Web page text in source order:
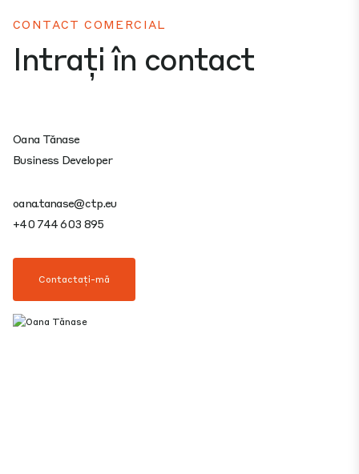
CONTACT COMERCIAL
Intrați în contact
Oana Tănase
Business Developer
oana.tanase@ctp.eu
+40 744 603 895
Contactați-mă